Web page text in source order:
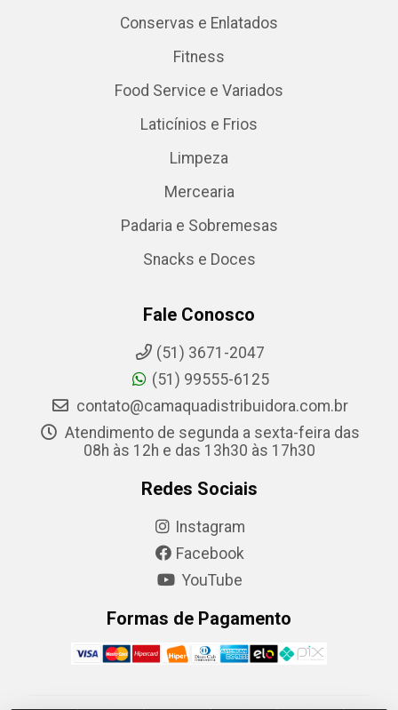
Conservas e Enlatados
Fitness
Food Service e Variados
Laticínios e Frios
Limpeza
Mercearia
Padaria e Sobremesas
Snacks e Doces
Fale Conosco
(51) 3671-2047
(51) 99555-6125
contato@camaquadistribuidora.com.br
Atendimento de segunda a sexta-feira das
08h às 12h e das 13h30 às 17h30
Redes Sociais
Instagram
Facebook
YouTube
Formas de Pagamento